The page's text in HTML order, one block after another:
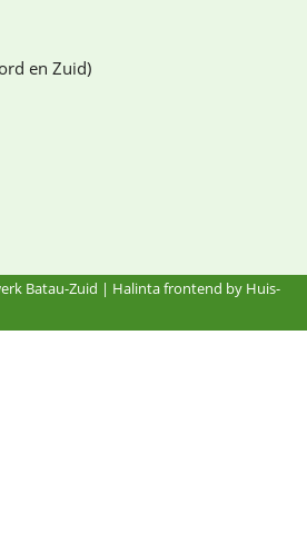
en Zuid)
Batau-Zuid | Halinta frontend by Huis-